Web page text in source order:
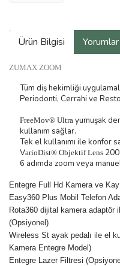
Ürün Bilgisi Yorumlar
ZUMAX ZOOM
Tüm diş hekimliği
Periodonti, Cerrahi ve
FreeMov® Ultra yumuşak
kullanım sağlar.
Tek el kullanımı ile konfor
VarioDist® Objektif Lens
6 adımda zoom veya
Entegre Full Hd Kamera ve
Easy360 Plus Mobil Telefon
Rota360 dijital kamera adaptör
(Opsiyonel)
Wireless St ayak pedalı ile el
Kamera Entegre Model)
Entegre Lazer Filtresi